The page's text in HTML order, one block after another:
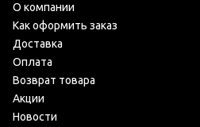
О компании
Как оформить заказ
Доставка
Оплата
Возврат товара
Акции
Новости